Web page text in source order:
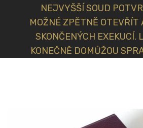
NEJVYŠŠÍ SOUD
MOŽNÉ ZPĚTNĚ OTEVŘÍT
SKONČENÝCH EXEKUCÍ.
KONEČNĚ DOMŮŽOU